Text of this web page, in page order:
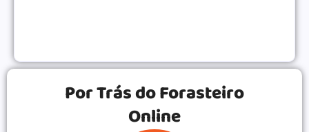
Por Trás do Forasteiro
Online